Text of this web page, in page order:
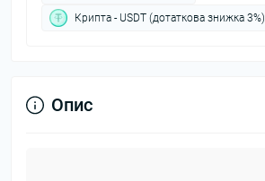
Крипта - USDT (дотаткова знижка 3%)
Опис